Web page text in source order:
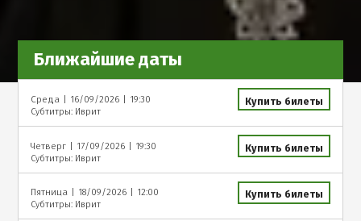
Ближайшие даты
Среда | 16/09/2026 | 19:30 Купить билеты
Субтитры: Иврит
Четверг | 17/09/2026 | 19:30 Купить билеты
Субтитры: Иврит
Пятница 18/09/2026 12:00 Купить билеты
Субтитры: Иврит